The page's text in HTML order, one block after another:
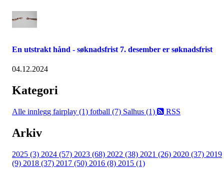
En utstrakt hånd - søknadsfrist 7. desember er søknadsfrist
04.12.2024
Kategori
Alle innlegg fairplay (1) fotball (7) Salhus (1) RSS
Arkiv
2025 (3) 2024 (57) 2023 (68) 2022 (38) 2021 (26) 2020 (37) 2019
(9) 2018 (37) 2017 (50) 2016 (8) 2015 (1)